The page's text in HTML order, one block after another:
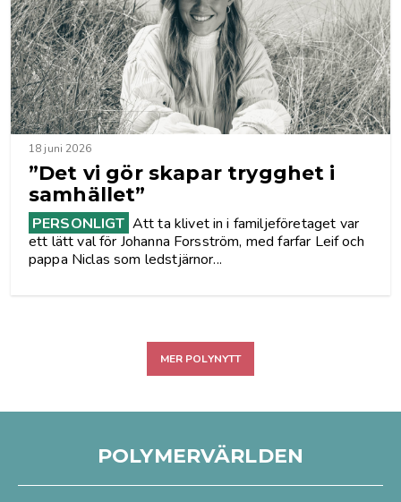
18 juni 2026
”Det vi gör skapar trygghet i
samhället”
PERSONLIGT Att ta klivet in i familjeföretaget var
ett lätt val för Johanna Forsström, med farfar Leif och
pappa Niclas som ledstjärnor...
MER POLYNYTT
POLYMERVÄRLDEN